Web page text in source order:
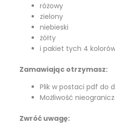
różowy
zielony
niebieski
żółty
i pakiet tych 4
Zamawiając otrzymasz:
Plik w postaci pdf do
Możliwość
Zwróć uwagę: